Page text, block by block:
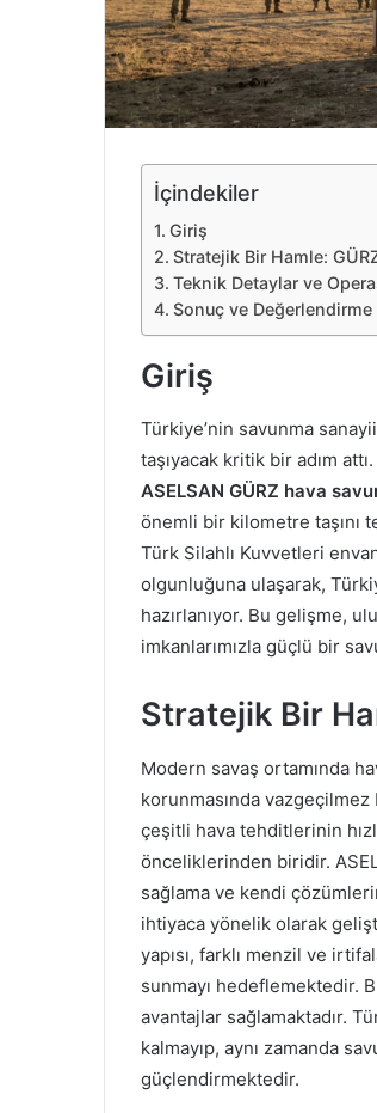
e
k
İçindekiler
Giriş
Stratejik Bir Hamle:
Teknik Detaylar ve
Sonuç ve Değerlendirme
Giriş
Türkiye’nin savunma
taşıyacak kritik bir adım
ASELSAN GÜRZ hava
önemli bir kilometre taşını
Türk Silahlı Kuvvetleri
olgunluğuna ulaşarak,
hazırlanıyor. Bu gelişme,
imkanlarımızla güçlü bir
Stratejik Bir
Modern savaş ortamında
korunmasında
çeşitli hava tehditlerinin
önceliklerinden biridir.
sağlama ve kendi
ihtiyaca yönelik olarak
yapısı, farklı menzil ve
sunmayı hedeflemektedir.
avantajlar sağlamaktadır.
kalmayıp, aynı zamanda
güçlendirmektedir.